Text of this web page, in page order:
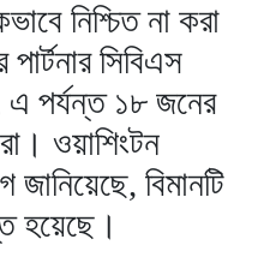
নিশ্চিত না করা
সিবিএস
এ পর্যন্ত ১৮ জনের
ওয়াশিংটন
জানিয়েছে, বিমানটি
হয়েছে।